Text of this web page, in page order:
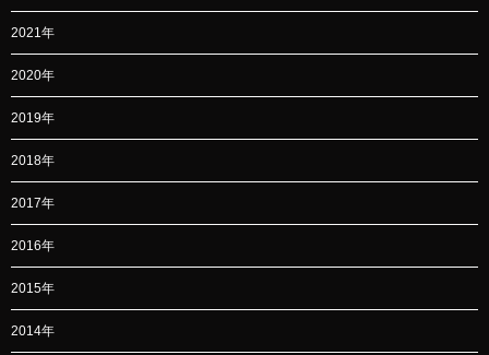
2021年
2020年
2019年
2018年
2017年
2016年
2015年
2014年